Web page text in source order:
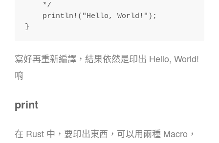
    */
    println!("Hello, World!");
}
寫好再重新編譯，結果依然是印出 Hello, World!
唷
print
在 Rust 中，要印出東西，可以用兩種 Macro，